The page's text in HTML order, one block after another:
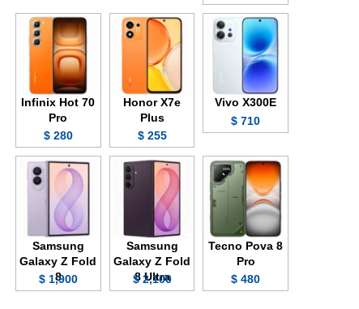
Vivo X300E
710 $
Honor X7e
Plus
255 $
Infinix Hot 70
Pro
280 $
Tecno Pova 8
Pro
480 $
Samsung
Galaxy Z Fold
8 Ultra
2,100 $
Samsung
Galaxy Z Fold
8
1,900 $